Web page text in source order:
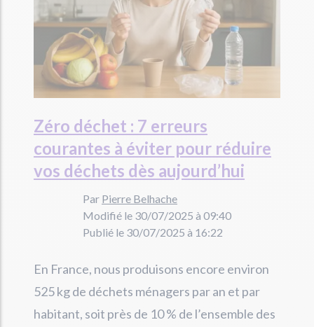
Zéro déchet : 7 erreurs
courantes à éviter pour réduire
vos déchets dès aujourd’hui
Par Pierre Belhache
Modifié le 30/07/2025 à 09:40
Publié le 30/07/2025 à 16:22
En France, nous produisons encore environ
525 kg de déchets ménagers par an et par
habitant, soit près de 10 % de l’ensemble des